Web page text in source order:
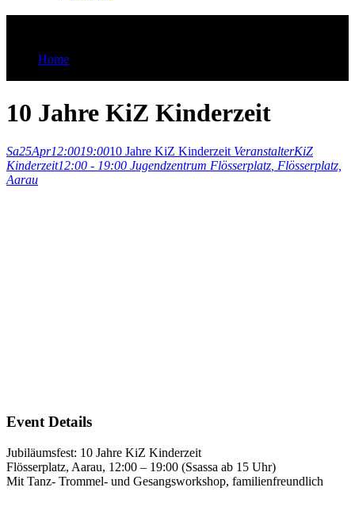
Home
10 Jahre KiZ Kinderzeit
Sa25Apr12:0019:0010 Jahre KiZ Kinderzeit VeranstalterKiZ
Kinderzeit12:00 - 19:00 Jugendzentrum Flösserplatz , Flösserplatz,
Aarau
Event Details
Jubiläumsfest: 10 Jahre KiZ Kinderzeit
Flösserplatz, Aarau, 12:00 – 19:00 (Ssassa ab 15 Uhr)
Mit Tanz- Trommel- und Gesangsworkshop, familienfreundlich